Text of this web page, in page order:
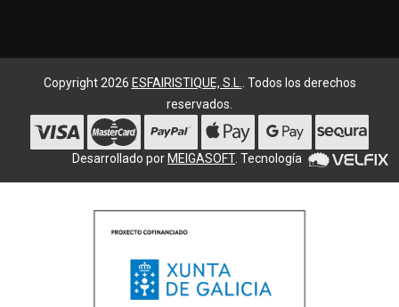
Copyright 2026 ESFAIRISTIQUE, S.L.. Todos los derechos
reservados.
Desarrollado por MEIGASOFT. Tecnología